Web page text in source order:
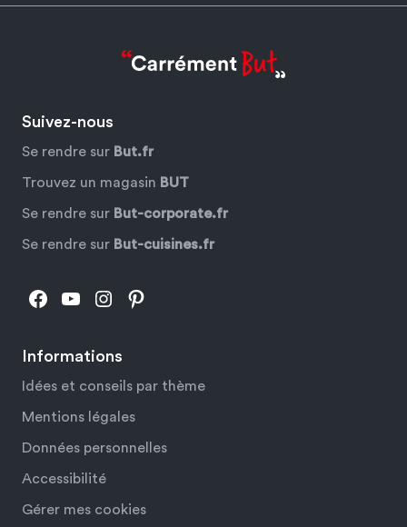
Informations
Idées et conseils par thème
Mentions légales
Données personnelles
Accessibilité
Gérer mes cookies
Suivez-nous
Se rendre sur But.fr
Trouvez un magasin BUT
Se rendre sur But-corporate.fr
Se rendre sur But-cuisines.fr
Facebook
YouTube
Instagram
Pinterest